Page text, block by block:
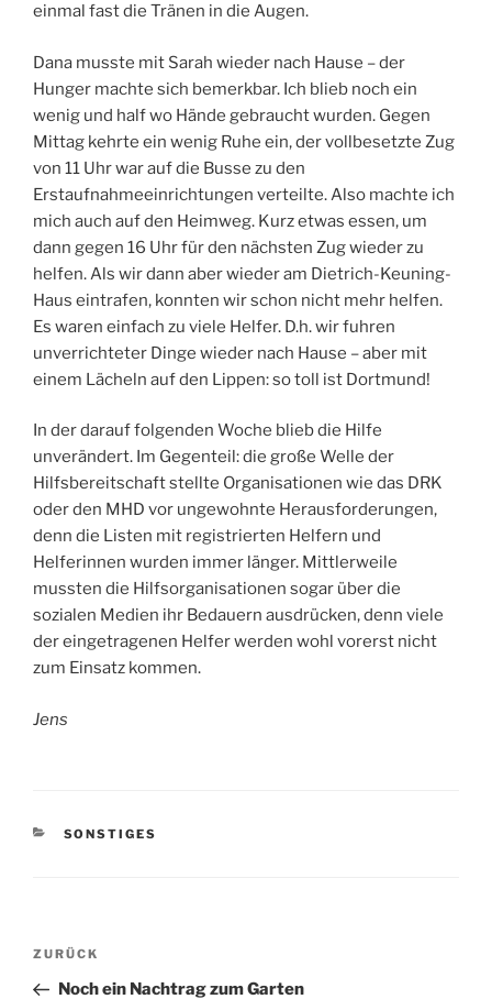
einmal fast die Tränen in die Augen.
Dana musste mit Sarah wieder nach Hause – der
Hunger machte sich bemerkbar. Ich blieb noch ein
wenig und half wo Hände gebraucht wurden. Gegen
Mittag kehrte ein wenig Ruhe ein, der vollbesetzte Zug
von 11 Uhr war auf die Busse zu den
Erstaufnahmeeinrichtungen verteilte. Also machte ich
mich auch auf den Heimweg. Kurz etwas essen, um
dann gegen 16 Uhr für den nächsten Zug wieder zu
helfen. Als wir dann aber wieder am Dietrich-Keuning-
Haus eintrafen, konnten wir schon nicht mehr helfen.
Es waren einfach zu viele Helfer. D.h. wir fuhren
unverrichteter Dinge wieder nach Hause – aber mit
einem Lächeln auf den Lippen: so toll ist Dortmund!
In der darauf folgenden Woche blieb die Hilfe
unverändert. Im Gegenteil: die große Welle der
Hilfsbereitschaft stellte Organisationen wie das DRK
oder den MHD vor ungewohnte Herausforderungen,
denn die Listen mit registrierten Helfern und
Helferinnen wurden immer länger. Mittlerweile
mussten die Hilfsorganisationen sogar über die
sozialen Medien ihr Bedauern ausdrücken, denn viele
der eingetragenen Helfer werden wohl vorerst nicht
zum Einsatz kommen.
Jens
KATEGORIEN
SONSTIGES
Beitragsnavigation
Vorheriger
Beitrag
ZURÜCK
Noch ein Nachtrag zum Garten